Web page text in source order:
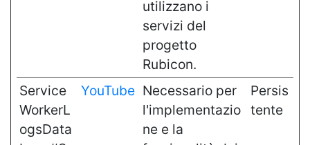
utilizzano i
servizi del
progetto
Rubicon.
Service
WorkerL
ogsData
YouTube Necessario per
l'implementazio
ne e la
Persis
tente